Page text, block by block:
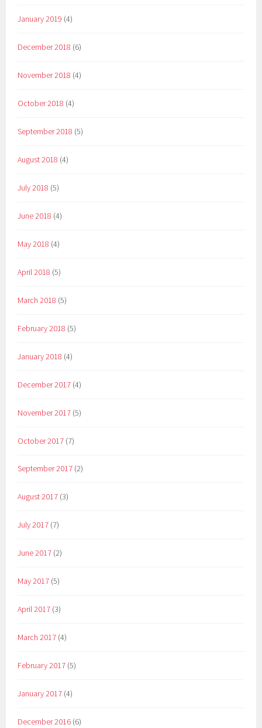
January 2019 (4)
December 2018 (6)
November 2018 (4)
October 2018 (4)
September 2018 (5)
August 2018 (4)
July 2018 (5)
June 2018 (4)
May 2018 (4)
April 2018 (5)
March 2018 (5)
February 2018 (5)
January 2018 (4)
December 2017 (4)
November 2017 (5)
October 2017 (7)
September 2017 (2)
August 2017 (3)
July 2017 (7)
June 2017 (2)
May 2017 (5)
April 2017 (3)
March 2017 (4)
February 2017 (5)
January 2017 (4)
December 2016 (6)